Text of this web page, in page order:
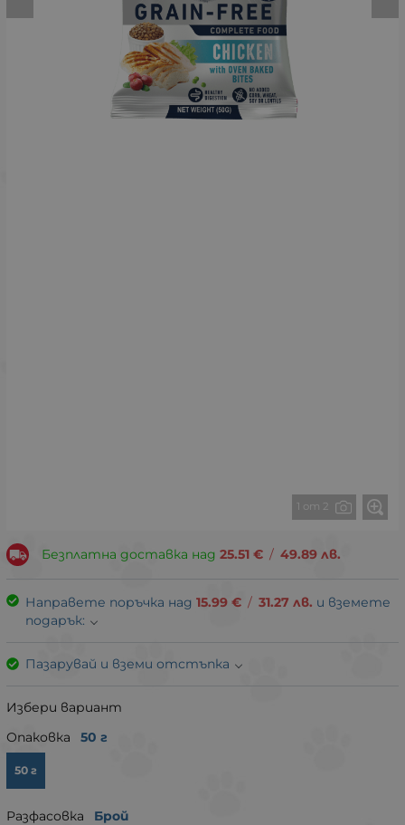
1 от 2
Безплатна доставка над 25.51 € / 49.89 лв.
Направете поръчка над 15.99 € / 31.27 лв. и вземете
подарък:
Пазарувай и вземи отстъпка
Избери вариант
Опаковка
50 г
50 г
Разфасовка Брой